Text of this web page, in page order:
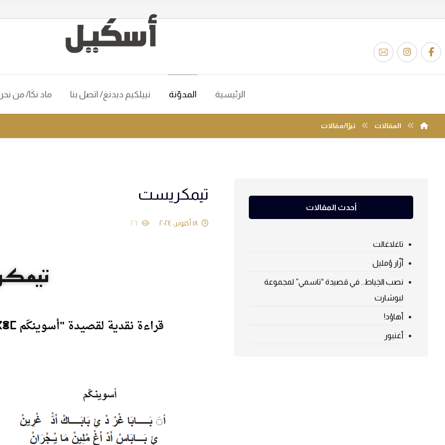
الرئيسية المدوّنة نييلكيم ديدنغ/ اتصل بنا ماد نكَا/ من
المقالات تيرّا/مقالات
تيمكريست
١٨ أكتوبر، ٢٠٢٤ ٢٦
قراءة نقدية لقصيدة "أسوينكَم ⴰⵙⵡⵉⵏⴳⴻⵎ" للشاعر الطيب بوشطارت
أحدث المقالات
تاغلاغالت
أزّار ؤمليل
نصب الخِياط.. في قصيدة “تاسمي” لمجموعة
لبوشارت
أهاوْد!
أغنبور